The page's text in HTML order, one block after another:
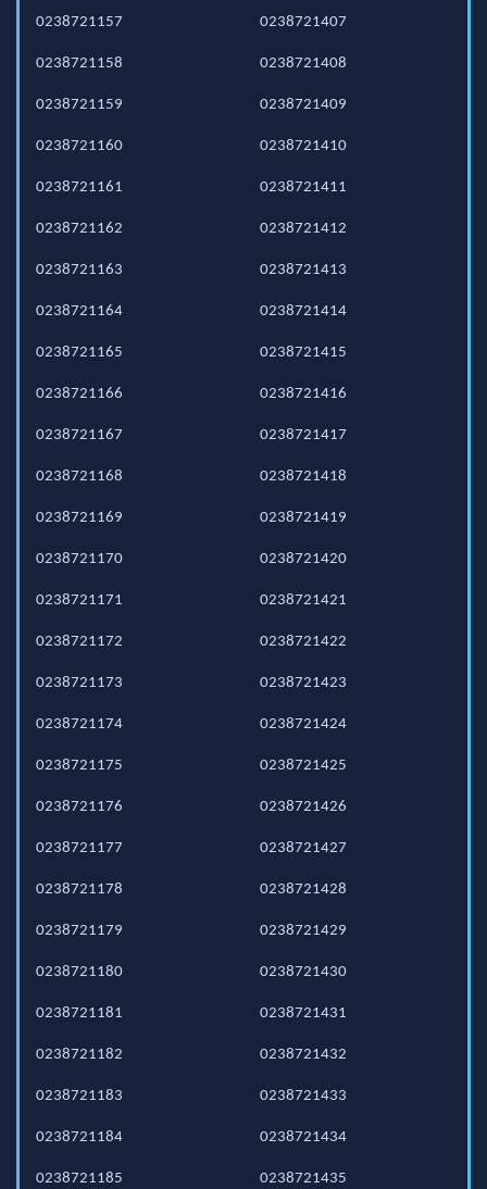
0238721157
0238721158
0238721159
0238721160
0238721161
0238721162
0238721163
0238721164
0238721165
0238721166
0238721167
0238721168
0238721169
0238721170
0238721171
0238721172
0238721173
0238721174
0238721175
0238721176
0238721177
0238721178
0238721179
0238721180
0238721181
0238721182
0238721183
0238721184
0238721185
0238721407
0238721408
0238721409
0238721410
0238721411
0238721412
0238721413
0238721414
0238721415
0238721416
0238721417
0238721418
0238721419
0238721420
0238721421
0238721422
0238721423
0238721424
0238721425
0238721426
0238721427
0238721428
0238721429
0238721430
0238721431
0238721432
0238721433
0238721434
0238721435